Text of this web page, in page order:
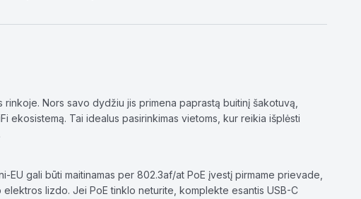
Nors savo dydžiu jis primena paprastą buitinį šakotuvą,
ekosistemą. Tai idealus pasirinkimas vietoms, kur reikia išplėsti
gali būti maitinamas per 802.3af/at PoE įvestį pirmame prievade,
lizdo. Jei PoE tinklo neturite, komplekte esantis USB-C